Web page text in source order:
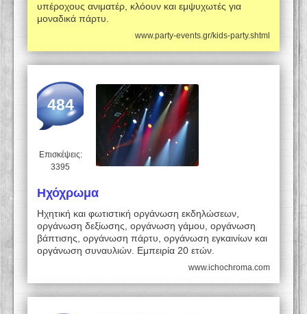
υπέροχους ανιματέρ, κλόουν και εμψυχωτές για
μοναδικά πάρτυ.
www.party-events.gr/kids-party.shtml
484
Επισκέψεις:
3395
Ηχόχρωμα
Ηχητική και φωτιστική οργάνωση εκδηλώσεων,
οργάνωση δεξίωσης, οργάνωση γάμου, οργάνωση
βάπτισης, οργάνωση πάρτυ, οργάνωση εγκαινίων και
οργάνωση συναυλιών. Εμπειρία 20 ετών.
www.ichochroma.com